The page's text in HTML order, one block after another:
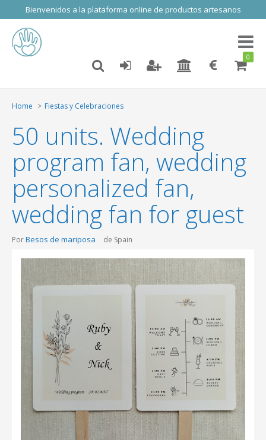
Bienvenidos a la plataforma online de productos artesanos
Toggle
0
Home Fiestas y Celebraciones
50 units. Wedding
program fan, wedding
personalized fan,
wedding fan for guest
PorBesos de mariposa de Spain